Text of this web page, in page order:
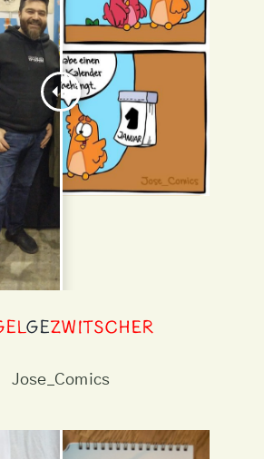
geZWITSCHER
Jose_Comics